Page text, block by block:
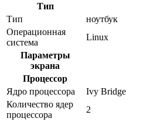
Тип
Тип
ноутбук
Операционная
система
Linux
Параметры
экрана
Процессор
Ядро процессора
Ivy Bridge
Количество ядер
процессора
2